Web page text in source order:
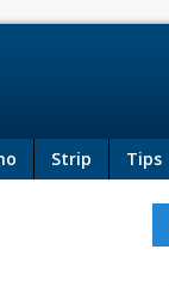
Strip Tips